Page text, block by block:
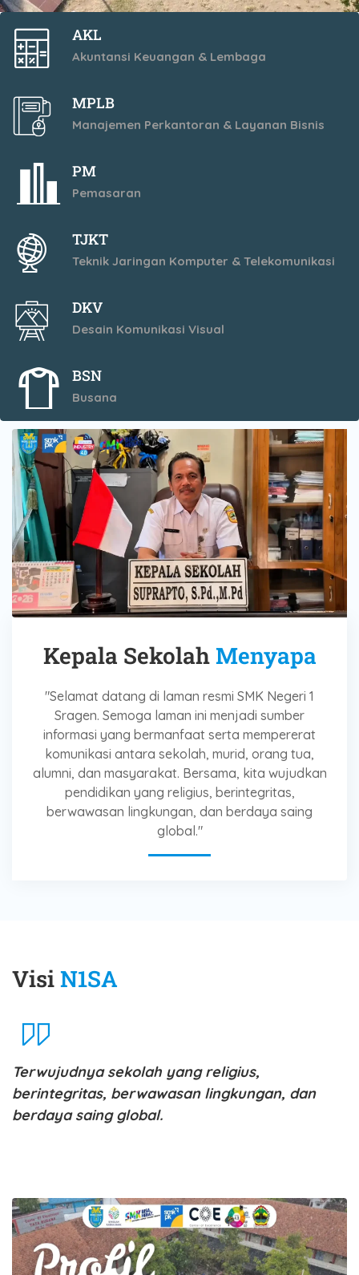
AKL
Akuntansi Keuangan & Lembaga
MPLB
Manajemen Perkantoran & Layanan Bisnis
PM
Pemasaran
TJKT
Teknik Jaringan Komputer & Telekomunikasi
DKV
Desain Komunikasi Visual
BSN
Busana
Kepala SekolahMenyapa
"Selamat datang di laman resmi SMK Negeri 1
Sragen. Semoga laman ini menjadi sumber
informasi yang bermanfaat serta mempererat
komunikasi antara sekolah, murid, orang tua,
alumni, dan masyarakat. Bersama, kita wujudkan
pendidikan yang religius, berintegritas,
berwawasan lingkungan, dan berdaya saing
global."
VisiN1SA
Terwujudnya sekolah yang religius,
berintegritas, berwawasan lingkungan, dan
berdaya saing global.